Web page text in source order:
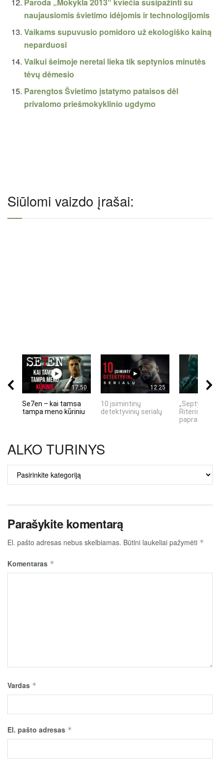
naujausiomis švietimo idėjomis ir technologijomis
Vaikams supuvusio pomidoro už ekologiško kainą
neparduosi
Vaikui šeimoje neretai lieka tik septynios minutės
tėvų dėmesio
Parengtos Švietimo įstatymo pataisos dėl
privalomo priešmokyklinio ugdymo
Siūlomi vaizdo įrašai:
17:50
Se7en – kai tamsa
tampa meno kūriniu
12:25
10 įsimintinų
detektyvinių serialų
„Septynių
Riteris" – kai
ALKO TURINYS
TURINYS
Parašykite komentarą
El. pašto adresas nebus skelbiamas. Būtini laukeliai pažymėti *
Komentaras *
Vardas *
El. pašto adresas *